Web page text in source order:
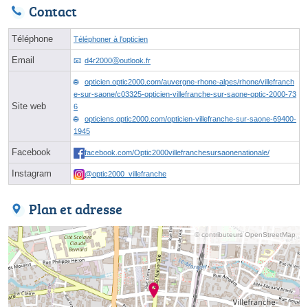
Contact
Téléphone Téléphoner à l'opticien
Email d4r2000ⓐoutlook.fr
Site web
opticien.optic2000.com/auvergne-rhone-alpes/rhone/villefranch
e-sur-saone/c03325-opticien-villefranche-sur-saone-optic-2000-73
6
opticiens.optic2000.com/opticien-villefranche-sur-saone-69400-
1945
Facebook facebook.com/Optic2000villefranchesursaonenationale/
Instagram @optic2000_villefranche
Plan et adresse
© contributeurs OpenStreetMap